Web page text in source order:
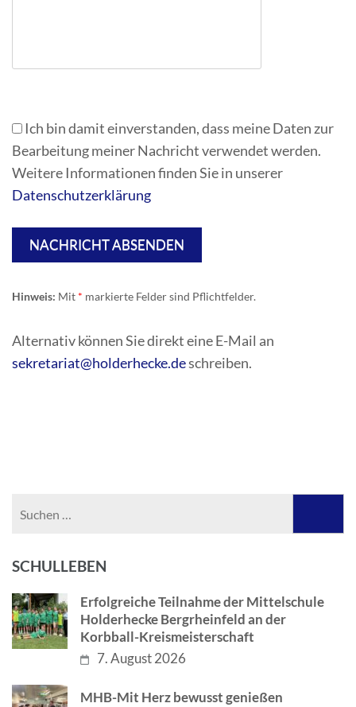
Ich bin damit einverstanden, dass meine Daten zur
Bearbeitung meiner Nachricht verwendet werden.
Weitere Informationen finden Sie in unserer
Datenschutzerklärung
Hinweis: Mit markierte Felder sind Pflichtfelder.
Alternativ können Sie direkt eine E-Mail an
sekretariat@holderhecke.deschreiben.
SCHULLEBEN
Erfolgreiche Teilnahme der Mittelschule
Holderhecke Bergrheinfeld an der
Korbball-Kreismeisterschaft
7. August 2026
MHB-Mit Herz bewusst genießen